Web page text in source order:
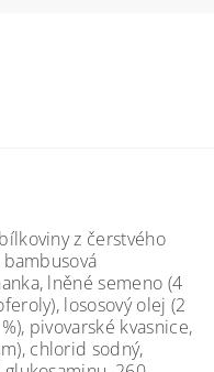
z čerstvého
bambusová
lněné semeno (4
lososový olej (2
pivovarské kvasnice,
chlorid sodný,